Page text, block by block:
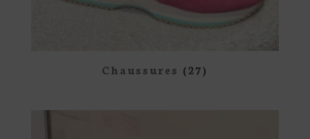
Chaussures (27)